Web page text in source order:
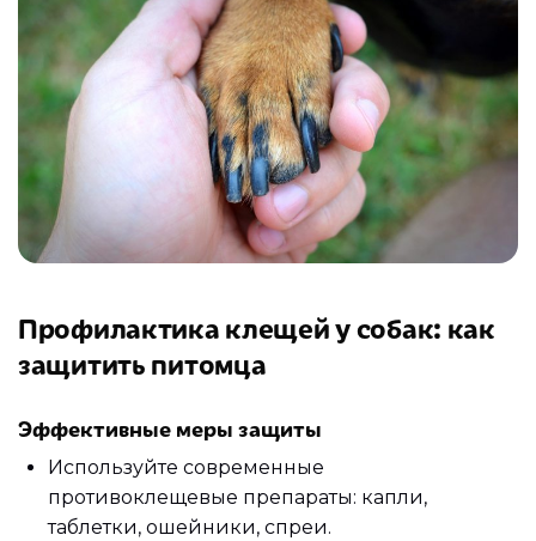
Профилактика клещей у собак: как
защитить питомца
Эффективные меры защиты
Используйте современные
противоклещевые препараты: капли,
таблетки, ошейники, спреи.